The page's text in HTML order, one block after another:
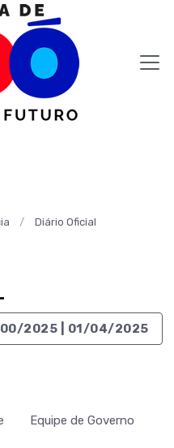
Diário Oficial
2025 | 01/04/2025
Equipe de Governo